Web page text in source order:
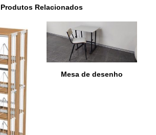
Produtos Relacionados
Mesa de desenho